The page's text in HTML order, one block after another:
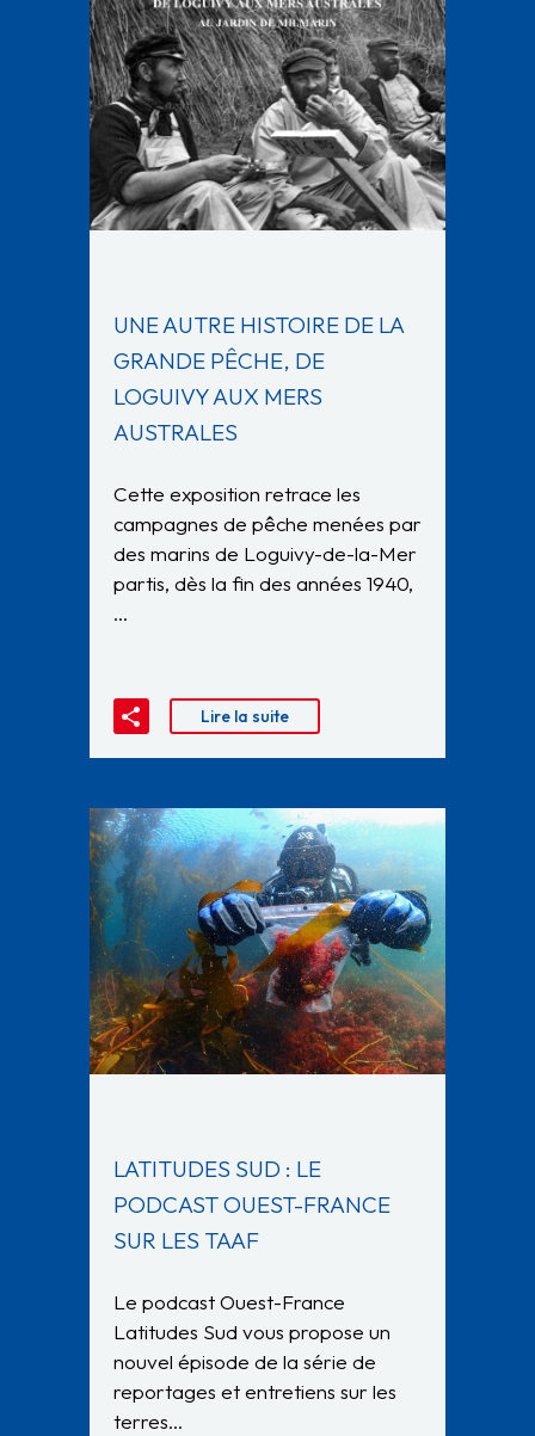
UNE AUTRE HISTOIRE DE LA
GRANDE PÊCHE, DE
LOGUIVY AUX MERS
AUSTRALES
Cette exposition retrace les
campagnes de pêche menées par
des marins de Loguivy-de-la-Mer
partis, dès la fin des années 1940,
…
Lire la suite
LATITUDES SUD : LE
PODCAST OUEST-FRANCE
SUR LES TAAF
Le podcast Ouest-France
Latitudes Sud vous propose un
nouvel épisode de la série de
reportages et entretiens sur les
terres…